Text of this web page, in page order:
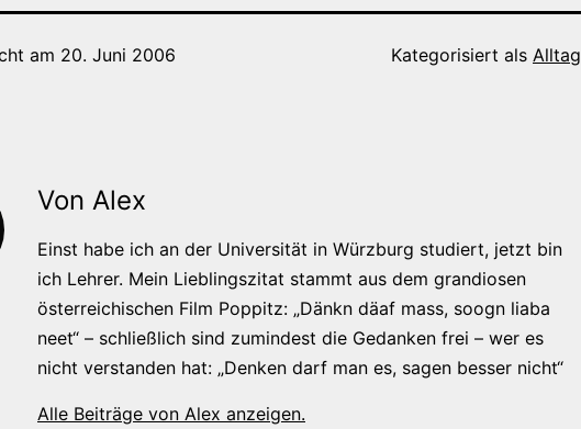
am 20. Juni 2006 Kategorisiert als Alltag
Von Alex
Einst habe ich an der Universität in Würzburg studiert, jetzt bin
ich Lehrer. Mein Lieblingszitat stammt aus dem grandiosen
österreichischen Film Poppitz: „Dänkn däaf mass, soogn liaba
neet“ – schließlich sind zumindest die Gedanken frei – wer es
nicht verstanden hat: „Denken darf man es, sagen besser nicht“
Alle Beiträge von Alex anzeigen.